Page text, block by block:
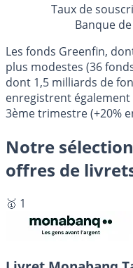
Taux de
Banque
Les fonds Greenfin,
plus modestes (36
dont 1,5 milliards de
enregistrent
3ème trimestre (+20%
Notre
offres de
🥇 1